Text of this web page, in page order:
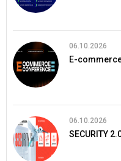
06.10.2026
E-
06.10.2026
SECURITY